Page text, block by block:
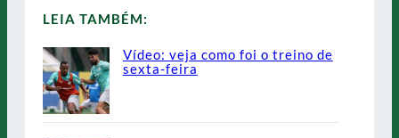
LEIA TAMBÉM:
Vídeo: veja como foi o treino de
sexta-feira